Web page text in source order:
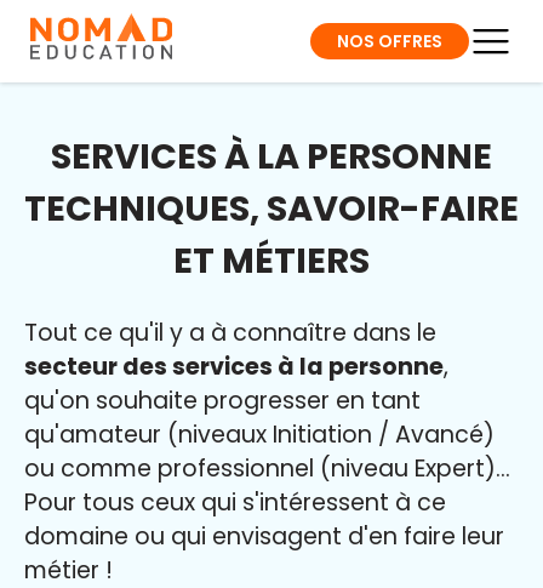
NOS OFFRES
SERVICES À LA PERSONNE
TECHNIQUES, SAVOIR-FAIRE
ET MÉTIERS
Tout ce qu'il y a à connaître dans le
secteur des services à la personne,
qu'on souhaite progresser en tant
qu'amateur (niveaux Initiation / Avancé)
ou comme professionnel (niveau Expert)...
Pour tous ceux qui s'intéressent à ce
domaine ou qui envisagent d'en faire leur
métier !